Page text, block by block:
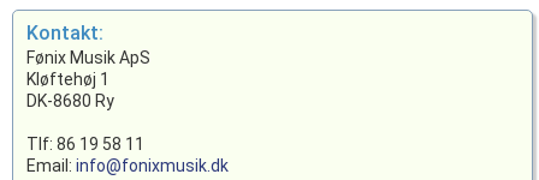
Kontakt:
Fønix Musik ApS
Kløftehøj 1
DK-8680 Ry
Tlf: 86 19 58 11
Email: info@fonixmusik.dk